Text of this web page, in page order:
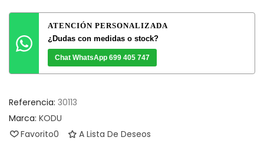
ATENCIÓN PERSONALIZADA
¿Dudas con medidas o stock?
Chat WhatsApp 699 405 747
Referencia: 30113
Marca: KODU
Favorito0 A Lista De Deseos